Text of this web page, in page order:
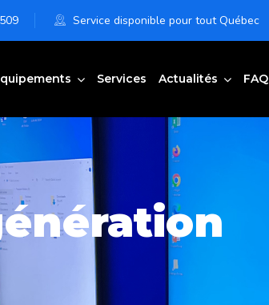
Service disponible pour tout Québec
Services Actualités FAQ